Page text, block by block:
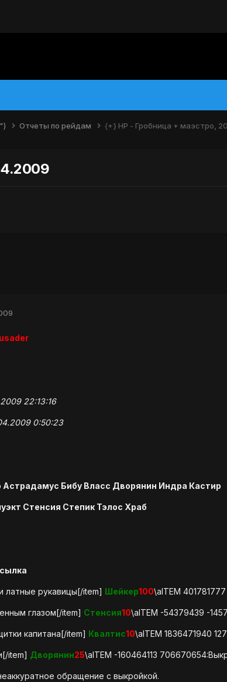
Отчеты по рейдам {+} НР - Гробница + маэстро,
22:13:16
0:50:23
Астрадамус Бибу Власс Дворянин Индра Кастир
Стенсия Степик Тэлос Храб
латные рукавицы[/item] Шейкер100\aITEM
глазом[/item] Стенсия10\aITEM -54379439 -
капитана[/item] Квалтис10\aITEM 1836471940
item] Дворянин25\aITEM -160464113
обращение с выкройкой.